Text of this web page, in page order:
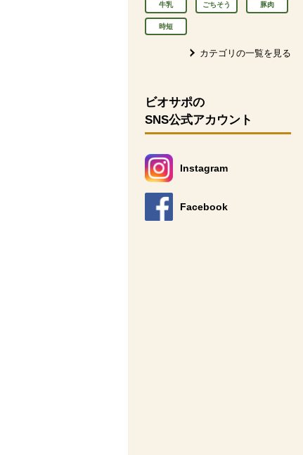
牛乳 ごちそう 豚肉
時短
カテゴリの一覧を見る
ビオサポの
SNS公式アカウント
Instagram
別のウィンドウで開きます。
Facebook
別のウィンドウで開きます。